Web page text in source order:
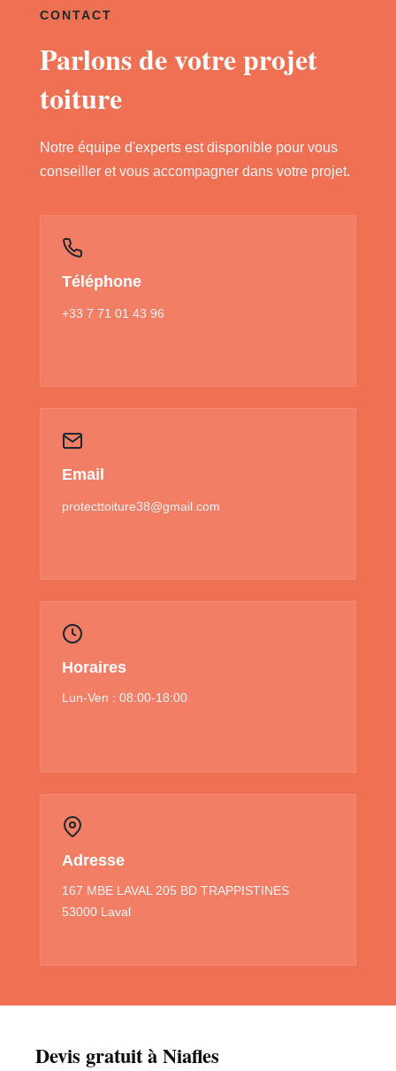
CONTACT
Parlons de votre projet
toiture
Notre équipe d'experts est disponible pour vous
conseiller et vous accompagner dans votre projet.
Téléphone
+33 7 71 01 43 96
Email
protecttoiture38@gmail.com
Horaires
Lun-Ven : 08:00-18:00
Adresse
167 MBE LAVAL 205 BD TRAPPISTINES
53000 Laval
Devis gratuit à Niafles